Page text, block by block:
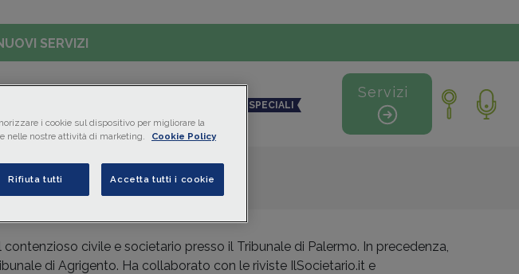
SERVIZI
SPECIALI
Servizi
civile e societario presso il Tribunale di Palermo. In precedenza,
di Agrigento. Ha collaborato con le riviste IlSocietario.it e
i cookie sul dispositivo per migliorare la
nelle nostre attività di marketing.
Cookie Policy
Rifiuta tutti Accetta tutti i cookie